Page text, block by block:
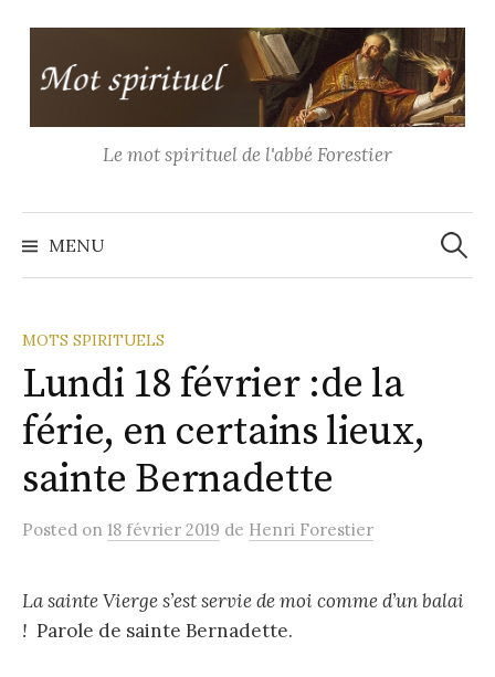
contenu
Le mot spirituel de l'abbé Forestier
MENU
MOTS SPIRITUELS
Lundi 18 février :de la
férie, en certains lieux,
sainte Bernadette
Posted on 18 février 2019 de Henri Forestier
La sainte Vierge s’est servie de moi comme d’un balai
! Parole de sainte Bernadette.